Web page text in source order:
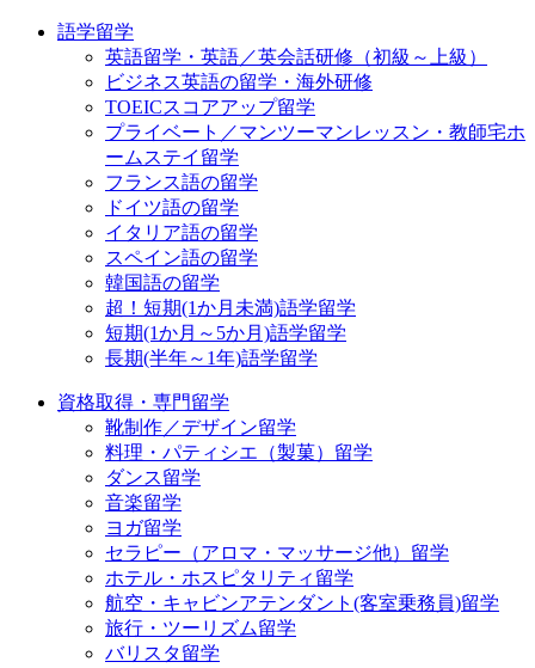
語学留学
英語留学・英語／英会話研修（初級～上級）
ビジネス英語の留学・海外研修
TOEICスコアアップ留学
プライベート／マンツーマンレッスン・教師宅ホ
ームステイ留学
フランス語の留学
ドイツ語の留学
イタリア語の留学
スペイン語の留学
韓国語の留学
超！短期(1か月未満)語学留学
短期(1か月～5か月)語学留学
長期(半年～1年)語学留学
資格取得・専門留学
靴制作／デザイン留学
料理・パティシエ（製菓）留学
ダンス留学
音楽留学
ヨガ留学
セラピー（アロマ・マッサージ他）留学
ホテル・ホスピタリティ留学
航空・キャビンアテンダント(客室乗務員)留学
旅行・ツーリズム留学
バリスタ留学